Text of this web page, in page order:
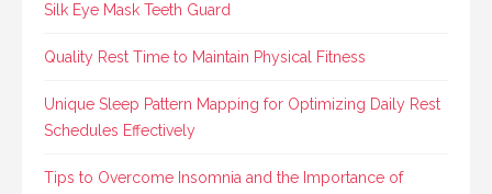
Silk Eye Mask Teeth Guard
Quality Rest Time to Maintain Physical Fitness
Unique Sleep Pattern Mapping for Optimizing Daily Rest
Schedules Effectively
Tips to Overcome Insomnia and the Importance of